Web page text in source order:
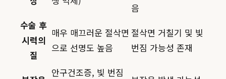
음
수술 후
시력의
질
매우 매끄러운 절삭면
으로 선명도 높음
절삭면 거칠기 및 빛
번짐 가능성 존재
안구건조증, 빛 번짐